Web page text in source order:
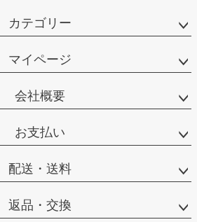
カテゴリー
マイページ
会社概要
お支払い
配送・送料
返品・交換